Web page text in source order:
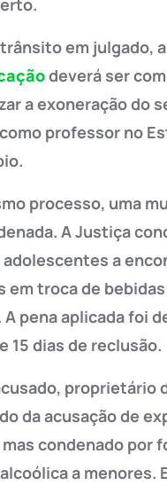
em julgado,
deverá ser
a exoneração do
professor no
processo, uma
A Justiça
a
em troca de
pena aplicada foi
15 dias de reclusão.
proprietário
da acusação de
condenado por
a menores.